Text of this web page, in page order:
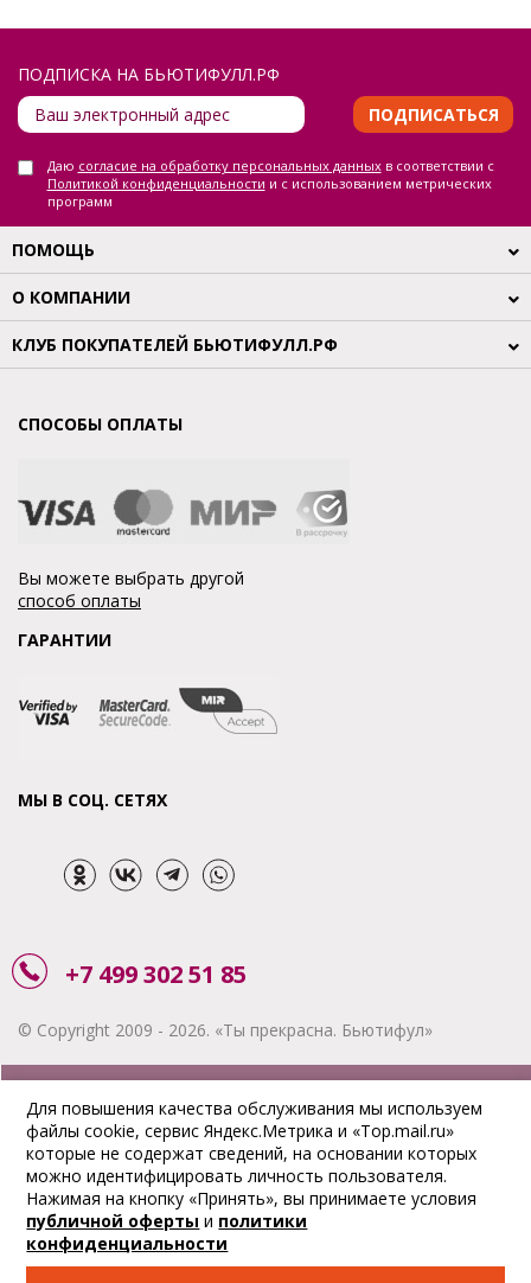
ПОДПИСКА НА БЬЮТИФУЛЛ.РФ
ПОДПИСАТЬСЯ
Даю согласие на обработку персональных данныхв соответствии с
Политикой конфиденциальности и с использованием метрических
программ
ПОМОЩЬ
О КОМПАНИИ
КЛУБ ПОКУПАТЕЛЕЙ БЬЮТИФУЛЛ.РФ
СПОСОБЫ ОПЛАТЫ
Вы можете выбрать другой
способ оплаты
ГАРАНТИИ
МЫ В СОЦ. СЕТЯХ
+7 499 302 51 85
© Copyright 2009 - 2026. «Ты прекрасна. Бьютифул»
АКЦИИ
ДОСТАВКА
ОПЛАТА
ОТСЛЕДИТЬ ЗАКАЗ
Для повышения качества обслуживания мы используем
файлы cookie, сервис Яндекс.Метрика и «Top.mail.ru»
которые не содержат сведений, на основании которых
можно идентифицировать личность пользователя.
Нажимая на кнопку «Принять», вы принимаете условия
публичной оферты и политики
конфиденциальности